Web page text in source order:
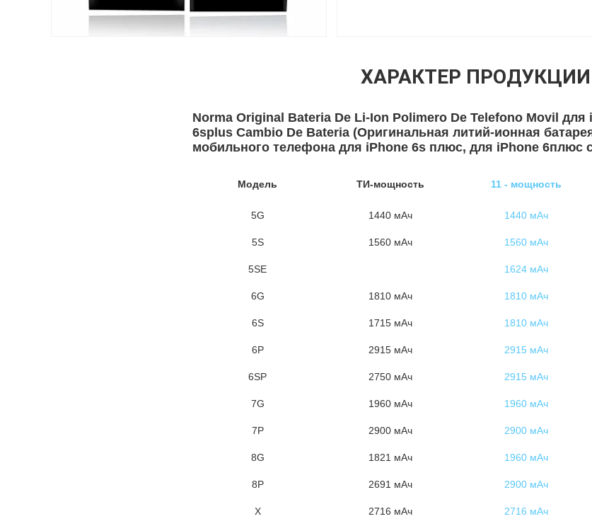
ХАРАКТЕР ПРОДУКЦИИ
Norma Original Bateria De Li-Ion Polimero De Telefono Movil
6splus Cambio De Bateria (Оригинальная литий-ионная
мобильного телефона для iPhone 6s плюс, для iPhone 6плюс
Модель ТИ-мощность 11 - мощность
5G
1440 мАч 1440 мАч
5S 1560 мАч 1560 мАч
5SE 1624 мАч
6G 1810 мАч 1810 мАч
6S 1715 мАч 1810 мАч
6P 2915 мАч 2915 мАч
6SP 2750 мАч 2915 мАч
7G 1960 мАч 1960 мАч
7P 2900 мАч 2900 мАч
8G 1821 мАч 1960 мАч
8P 2691 мАч 2900 мАч
X 2716 мАч 2716 мАч